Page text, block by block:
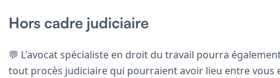
Hors cadre judiciaire
💬 L'avocat spécialiste en droit du travail pourra
tout procès judiciaire qui pourraient avoir lieu entre vous